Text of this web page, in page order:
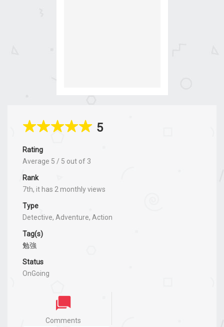
5
Rating
Average 5 / 5 out of 3
Rank
7th, it has 2 monthly views
Type
Detective, Adventure, Action
Tag(s)
勉強
Status
OnGoing
Comments